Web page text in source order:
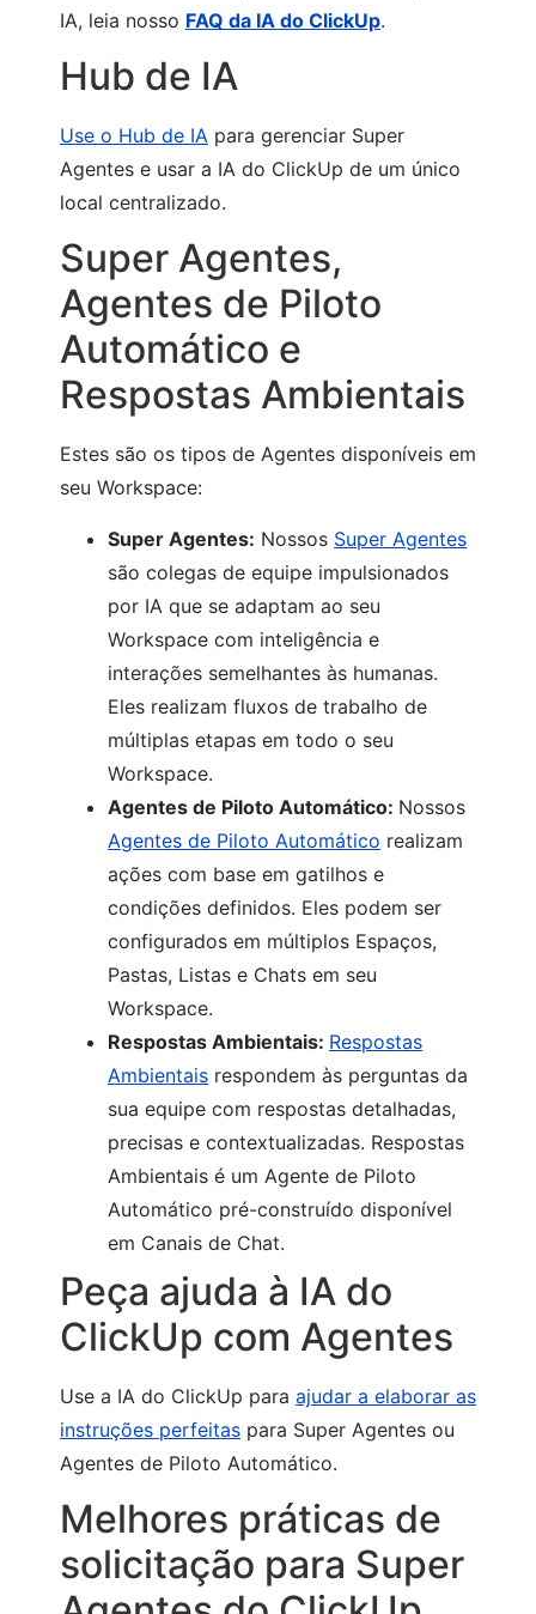
IA, leia nosso FAQ da IA do ClickUp.
Hub de IA
Use o Hub de IA para gerenciar Super
Agentes e usar a IA do ClickUp de um único
local centralizado.
Super Agentes,
Agentes de Piloto
Automático e
Respostas Ambientais
Estes são os tipos de Agentes disponíveis em
seu Workspace:
Super Agentes: Nossos Super Agentes
são colegas de equipe impulsionados
por IA que se adaptam ao seu
Workspace com inteligência e
interações semelhantes às humanas.
Eles realizam fluxos de trabalho de
múltiplas etapas em todo o seu
Workspace.
Agentes de Piloto Automático: Nossos
Agentes de Piloto Automático realizam
ações com base em gatilhos e
condições definidos. Eles podem ser
configurados em múltiplos Espaços,
Pastas, Listas e Chats em seu
Workspace.
Respostas Ambientais: Respostas
Ambientais respondem às perguntas da
sua equipe com respostas detalhadas,
precisas e contextualizadas. Respostas
Ambientais é um Agente de Piloto
Automático pré-construído disponível
em Canais de Chat.
Peça ajuda à IA do
ClickUp com Agentes
Use a IA do ClickUp para ajudar a elaborar as
instruções perfeitas para Super Agentes ou
Agentes de Piloto Automático.
Melhores práticas de
solicitação para Super